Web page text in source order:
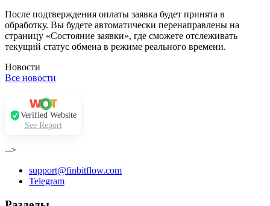
После подтверждения оплаты заявка будет принята в
обработку. Вы будете автоматически перенаправлены на
страницу «Состояние заявки», где сможете отслеживать
текущий статус обмена в режиме реального времени.
Новости
Все новости
Verified Website
See Report
-->
support@finbitflow.com
Telegram